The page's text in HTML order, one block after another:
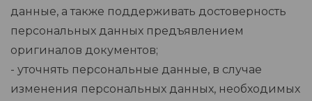
данные, а также поддерживать достоверность
персональных данных предъявлением
оригиналов документов;
- уточнять персональные данные, в случае
изменения персональных данных, необходимых